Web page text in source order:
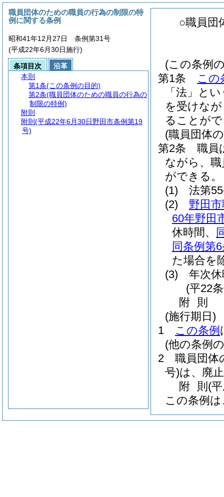
○職員団
(この条例
第1条
この
「法」と
を受けな
ることが
(職員団体
第2条
職員
ながら、
ができる。
(1)
法第
(2)
野田
60年野田
休時間、
同条例第
た場合を
(3)
年次
(平22
附 則
(施行期日)
1
この条例
(他の条例
2
職員団体
号)は、廃
附 則 (
この条例
職員団体のための職員の行為の制限の特
例に関する条例
昭和41年12月27日 条例第31号
(平成22年6月30日施行)
条項目次
沿革
本則
第1条(この条例の目的)
第2条(職員団体のための職員の行為の
制限の特例)
附則
附則 (平成22年6月30日野田市条例第19
号)